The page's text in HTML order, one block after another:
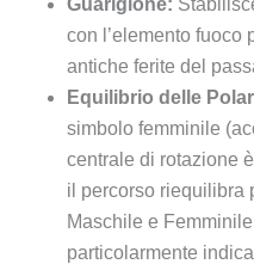
con l’elemento fuoco
antiche ferite del
Equilibrio delle
simbolo femminile
centrale di rotazione
il percorso riequilibra
Maschile e
particolarmente